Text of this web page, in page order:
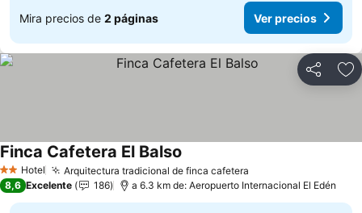
Mira precios de 2 páginas Ver precios
Compartir
2 Estrellas
Hotel Arquitectura tradicional de finca cafetera
Finca Cafetera El Balso
8,6 Excelente 186 a 6.3 km de: Aeropuerto Internacional El Edén